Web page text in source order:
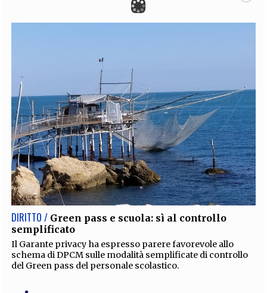
DIRITTO / Green pass e scuola: sì al controllo
semplificato
Il Garante privacy ha espresso parere favorevole allo
schema di DPCM sulle modalità semplificate di controllo
del Green pass del personale scolastico.